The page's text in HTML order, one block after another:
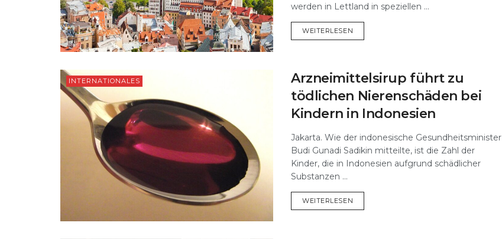
werden in Lettland in speziellen ...
WEITERLESEN
INTERNATIONALES
Arzneimittelsirup führt zu
tödlichen Nierenschäden bei
Kindern in Indonesien
Jakarta. Wie der indonesische Gesundheitsminister
Budi Gunadi Sadikin mitteilte, ist die Zahl der
Kinder, die in Indonesien aufgrund schädlicher
Substanzen ...
WEITERLESEN